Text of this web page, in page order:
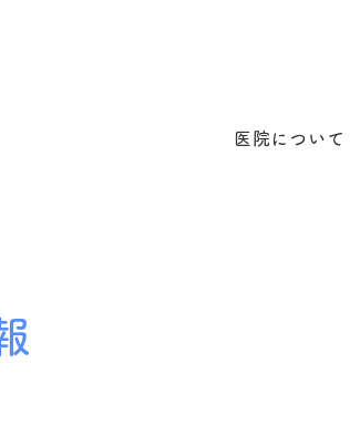
医院について